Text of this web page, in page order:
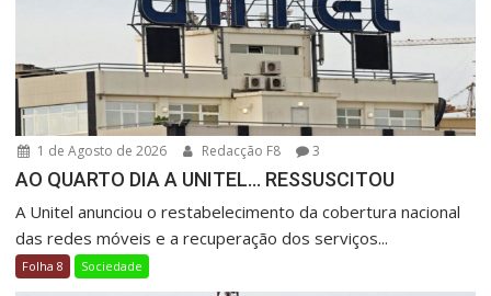
1 de Agosto de 2026 Redacção F8 3
AO QUARTO DIA A UNITEL… RESSUSCITOU
A Unitel anunciou o restabelecimento da cobertura nacional
das redes móveis e a recuperação dos serviços...
Folha 8 Sociedade